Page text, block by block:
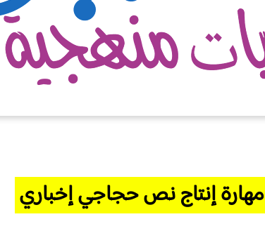
مهارة إنتاج نص حجاجي إخباري